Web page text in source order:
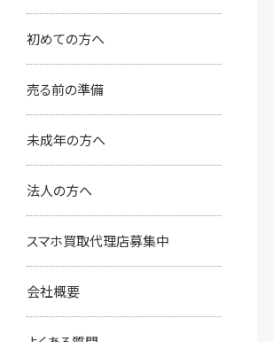
初めての⽅へ
売る前の準備
未成年の方へ
法人の方へ
スマホ買取代理店募集中
会社概要